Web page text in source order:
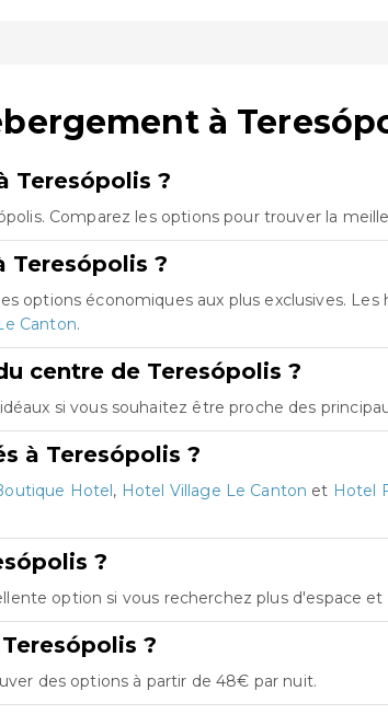
à
Teresópolis ?
Comparez les options pour trouver la
Teresópolis ?
options économiques aux plus exclusives.
Canton.
centre de Teresópolis ?
si vous souhaitez être proche des
à Teresópolis ?
Hotel, Hotel Village Le Canton et Hotel
?
option si vous recherchez plus d'espace
?
des options à partir de 48€ par nuit.